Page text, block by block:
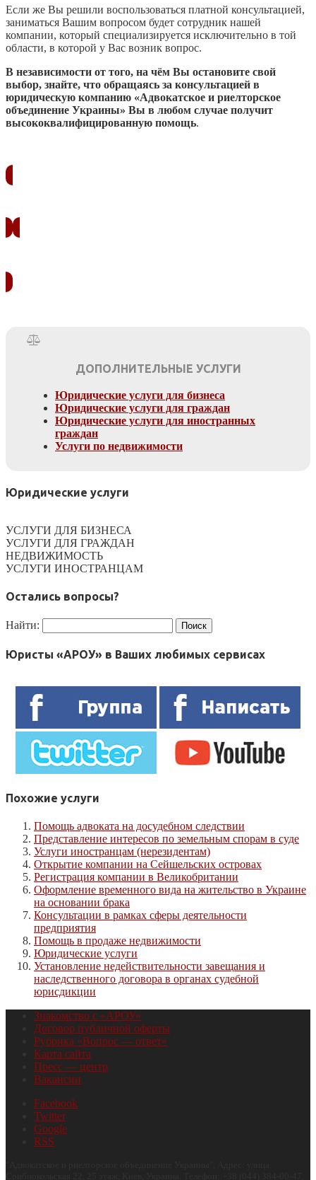
Если же Вы решили воспользоваться платной консультацией,
заниматься Вашим вопросом будет сотрудник нашей
компании, который специализируется исключительно в той
области, в которой у Вас возник вопрос.
В независимости от того, на чём Вы остановите свой
выбор, знайте, что обращаясь за консультацией в
юридическую компанию «Адвокатское и риелторское
объединение Украины» Вы в любом случае получит
высококвалифицированную помощь.
ДОПОЛНИТЕЛЬНЫЕ УСЛУГИ
Юридические услуги для бизнеса
Юридические услуги для граждан
Юридические услуги для иностранных
граждан
Услуги по недвижимости
Юридические услуги
УСЛУГИ ДЛЯ БИЗНЕСА
УСЛУГИ ДЛЯ ГРАЖДАН
НЕДВИЖИМОСТЬ
УСЛУГИ ИНОСТРАНЦАМ
Остались вопросы?
Найти:
Юристы «АРОУ» в Ваших любимых сервисах
Похожие услуги
Помощь адвоката на досудебном следствии
Представление интересов по земельным спорам в суде
Услуги иностранцам (нерезидентам)
Открытие компании на Сейшельских островах
Регистрация компании в Великобритании
Оформление временного вида на жительство в Украине
на основании брака
Консультации в рамках сферы деятельности
предприятия
Помощь в продаже недвижимости
Юридические услуги
Установление недействительности завещания и
наследственного договора в органах судебной
юрисдикции
Знакомство с «АРОУ»
Договор публичной оферты
Рубрика «Вопрос — ответ»
Карта сайта
Пресс — центр
Вакансии
Facebook
Twitter
Google
RSS